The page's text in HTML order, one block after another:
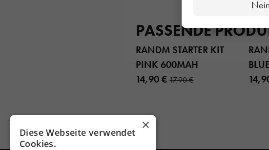
Nein
PASSENDE
RANDM STARTER KIT
PINK 600MAH
14,90 €17,90 €
×
Diese Webseite verwendet
Cookies.